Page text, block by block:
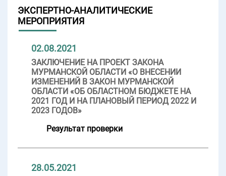
ЭКСПЕРТНО-АНАЛИТИЧЕСКИЕ
МЕРОПРИЯТИЯ
02.08.2021
ЗАКЛЮЧЕНИЕ НА ПРОЕКТ ЗАКОНА
МУРМАНСКОЙ ОБЛАСТИ «О ВНЕСЕНИИ
ИЗМЕНЕНИЙ В ЗАКОН МУРМАНСКОЙ
ОБЛАСТИ «ОБ ОБЛАСТНОМ БЮДЖЕТЕ НА
2021 ГОД И НА ПЛАНОВЫЙ ПЕРИОД 2022 И
2023 ГОДОВ»
Результат проверки
28.05.2021